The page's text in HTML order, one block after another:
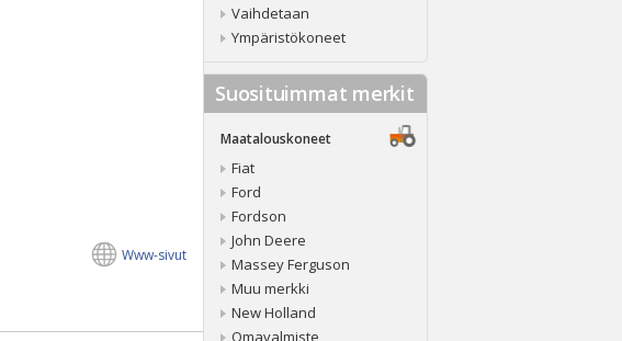
Www-sivut
Vaihdetaan
Ympäristökoneet
Suosituimmat merkit
Maatalouskoneet
Fiat
Ford
Fordson
John Deere
Massey Ferguson
Muu merkki
New Holland
Omavalmiste